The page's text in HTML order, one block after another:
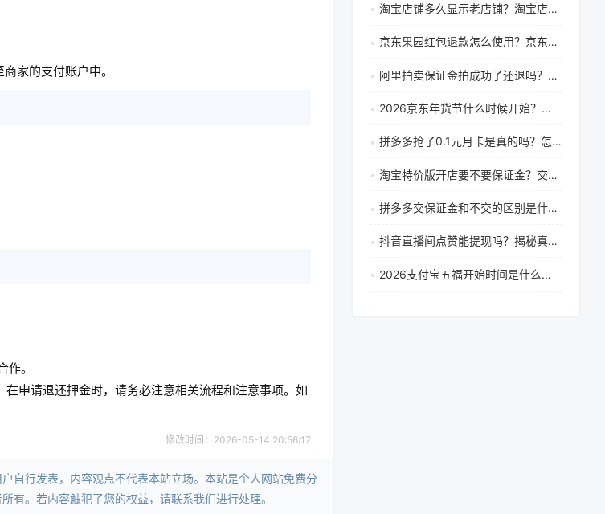
家的支付账户中。
。
申请退还押金时，请务必注意相关流程和注意事项。如
修改时间：2026-05-14 20:56:17
自行发表，内容观点不代表本站立场。本站是个人网站免费分
有。若内容触犯了您的权益，请联系我们进行处理。
淘宝店铺多久显示老店铺？淘宝店铺注册入口在哪里？
京东果园红包退款怎么使用？京东退款注意事项有哪些？
阿里拍卖保证金拍成功了还退吗？怎么退？
2026京东年货节什么时候开始？年货节电脑有优惠吗？
拼多多抢了0.1元月卡是真的吗？怎么办？
淘宝特价版开店要不要保证金？交多少？
拼多多交保证金和不交的区别是什么？拼多多需要交保证金吗？
抖音直播间点赞能提现吗？揭秘真实盈利方式与技巧
2026支付宝五福开始时间是什么时候？五福怎么获得？